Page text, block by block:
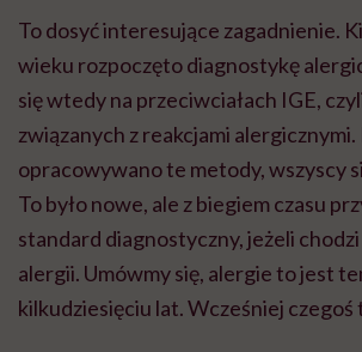
To dosyć interesujące zagadnienie.
wieku rozpoczęto diagnostykę
się wtedy na przeciwciałach IGE,
związanych z reakcjami
opracowywano te metody, wszyscy
To było nowe, ale z biegiem czasu
standard diagnostyczny, jeżeli
alergii. Umówmy się, alergie to jest
kilkudziesięciu lat. Wcześniej czegoś